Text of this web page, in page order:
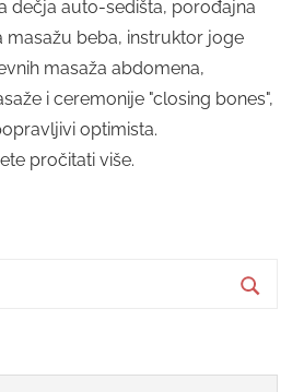
dečja auto-sedišta, porođajna
masažu beba, instruktor joge
masaža abdomena,
i ceremonije "closing bones",
optimista.
pročitati više.